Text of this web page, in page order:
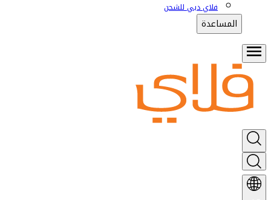
فلاي دبي للشحن
المساعدة